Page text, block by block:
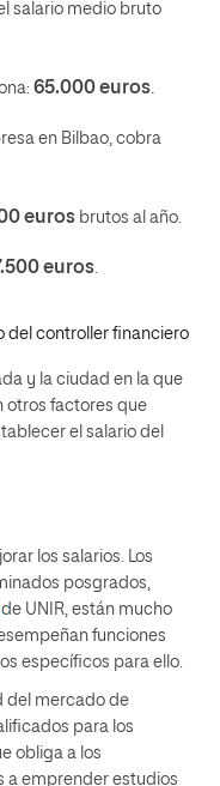
salario medio bruto
65.000euros.
en Bilbao, cobra
eurosbrutos al año.
euros.
del controller financiero
y la ciudad en la que
otros factores que
el salario del
los salarios. Los
posgrados,
de UNIR, están mucho
funciones
específicos para ello.
del mercado de
para los
obliga a los
a emprender estudios